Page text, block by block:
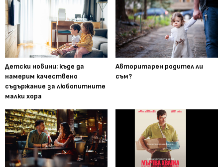
Детски новини: къде да
намерим качествено
съдържание за любопитните
малки хора
Авторитарен родител ли
съм?